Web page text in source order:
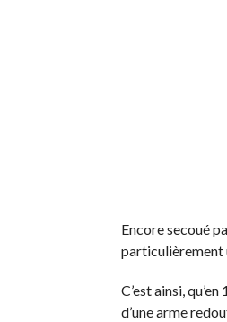
Encore secoué
particulièrement
C’est ainsi,
d’une arme